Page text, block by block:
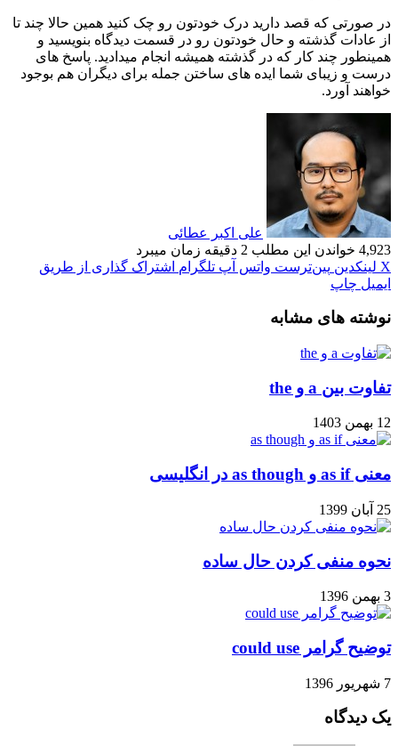
در صورتی که قصد دارید درک خودتون رو چک کنید همین حالا چند تا
از عادات گذشته و حال خودتون رو در قسمت دیدگاه بنویسید و
همینطور چند کار که در گذشته همیشه انجام میدادید. پاسخ های
درست و زیبای شما ایده های ساختن جمله برای دیگران هم بوجود
خواهند آورد.
علی اکبر عطائی
4,923 خواندن این مطلب 2 دقیقه زمان میبرد
X لینکدین ‫پین‌ترست واتس آپ تلگرام اشتراک گذاری از طریق
ایمیل چاپ
نوشته های مشابه
تفاوت بین a و the
12 بهمن 1403
معنی as if و as though در انگلیسی
25 آبان 1399
نحوه منفی کردن حال ساده
3 بهمن 1396
توضیح گرامر could use
7 شهریور 1396
یک دیدگاه